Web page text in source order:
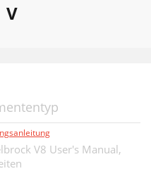
V
V8 User's Manual,